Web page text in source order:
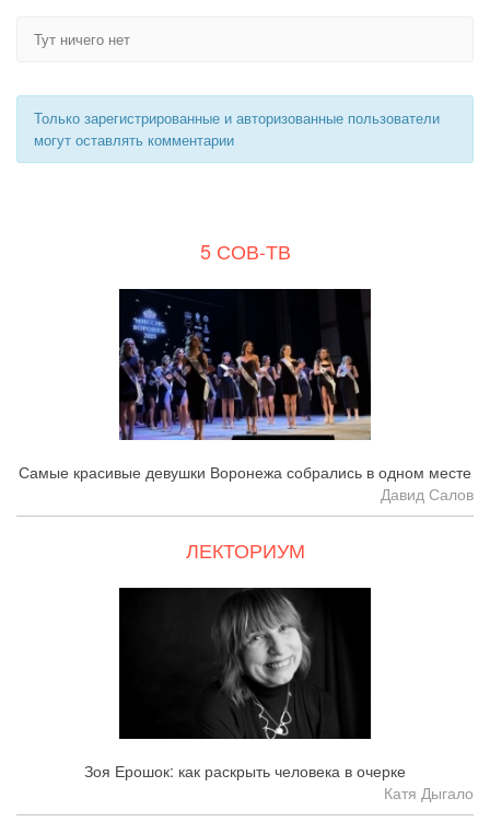
Тут ничего нет
Только зарегистрированные и авторизованные пользователи
могут оставлять комментарии
5 СОВ-ТВ
Самые красивые девушки Воронежа собрались в одном месте
Давид Салов
ЛЕКТОРИУМ
Зоя Ерошок: как раскрыть человека в очерке
Катя Дыгало